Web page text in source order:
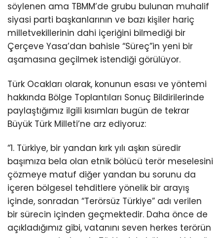
söylenen ama TBMM’de grubu bulunan muhalif
siyasi parti başkanlarının ve bazı kişiler hariç
milletvekillerinin dahi içeriğini bilmediği bir
Çerçeve Yasa’dan bahisle “Süreç”in yeni bir
aşamasına geçilmek istendiği görülüyor.
Türk Ocakları olarak, konunun esası ve yöntemi
hakkında Bölge Toplantıları Sonuç Bildirilerinde
paylaştığımız ilgili kısımları bugün de tekrar
Büyük Türk Milleti’ne arz ediyoruz:
“1. Türkiye, bir yandan kırk yılı aşkın süredir
başımıza bela olan etnik bölücü terör meselesini
çözmeye matuf diğer yandan bu sorunu da
içeren bölgesel tehditlere yönelik bir arayış
içinde, sonradan “Terörsüz Türkiye” adı verilen
bir sürecin içinden geçmektedir. Daha önce de
açıkladığımız gibi, vatanını seven herkes terörün